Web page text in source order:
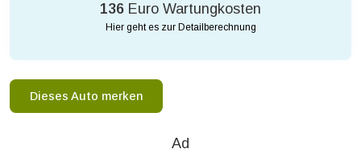
136 Euro Wartungkosten
Hier geht es zur Detailberechnung
Dieses Auto merken
Ad